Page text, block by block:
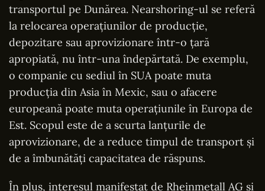
transportul pe Dunărea. Nearshoring-ul se referă
la relocarea operațiunilor de producție,
depozitare sau aprovizionare într-o țară
apropiată, nu într-una îndepărtată. De exemplu,
o companie cu sediul în SUA poate muta
producția din Asia în Mexic, sau o afacere
europeană poate muta operațiunile în Europa de
Est. Scopul este de a scurta lanțurile de
aprovizionare, de a reduce timpul de transport și
de a îmbunătăți capacitatea de răspuns.
În plus, interesul manifestat de Rheinmetall AG și